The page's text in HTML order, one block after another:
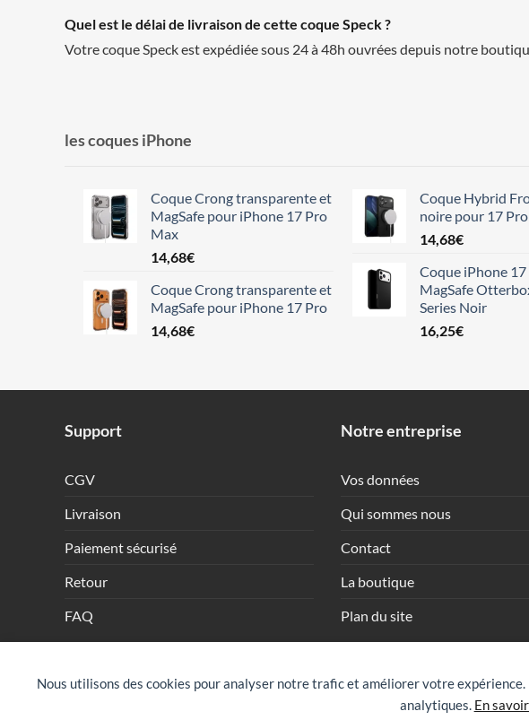
Nous utilisons des cookies pour analyser notre trafic et améliorer votre
analytiques. En
Quel est le délai de livraison de cette coque Speck ?
Votre coque Speck est expédiée sous 24 à 48h ouvrées depuis notre
les coques iPhone
Coque Crong transparente et
MagSafe pour iPhone 17 Pro
Max
14,68€
Coque Crong transparente et
MagSafe pour iPhone 17 Pro
14,68€
Coque Hybrid
noire pour 17
14,68€
Coque iPhone
MagSafe
Series Noir
16,25€
Support
CGV
Livraison
Paiement sécurisé
Retour
FAQ
Notre entreprise
Vos données
Qui sommes nous
Contact
La boutique
Plan du site